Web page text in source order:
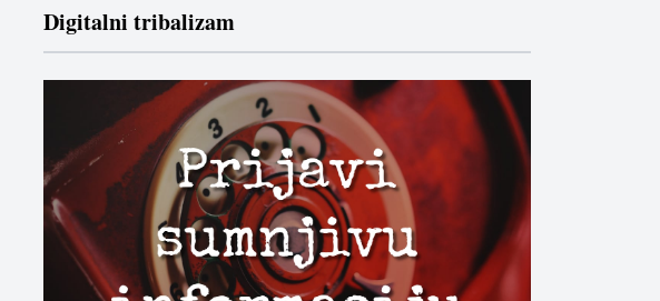
Digitalni tribalizam